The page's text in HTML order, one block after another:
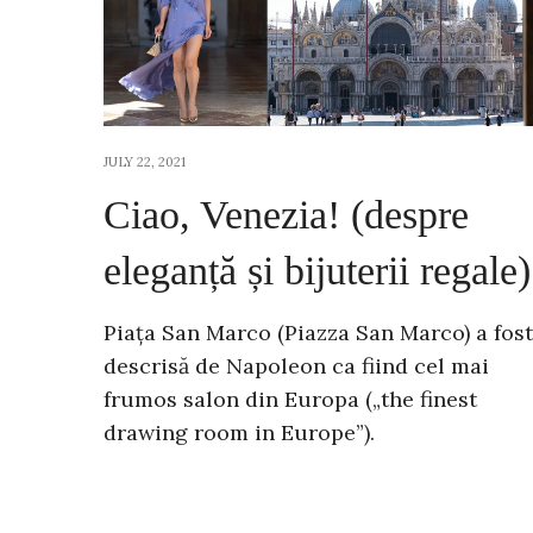
JULY 22, 2021
Ciao, Venezia! (despre
eleganță și bijuterii
Piața San Marco (Piazza San Marco) a fost
descrisă de Napoleon ca fiind cel mai
frumos salon din Europa („the finest
drawing room in Europe”).